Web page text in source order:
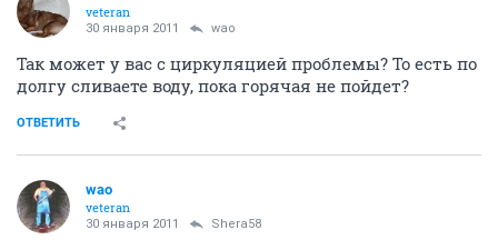
veteran
30 января 2011 wao
Так может у вас с циркуляцией проблемы? То есть по
долгу сливаете воду, пока горячая не пойдет?
ОТВЕТИТЬ
wao
veteran
30 января 2011 Shera58